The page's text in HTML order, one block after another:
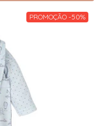
PROMOÇÃO -50%